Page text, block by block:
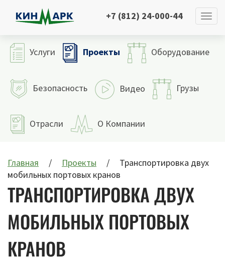
+7 (812) 24-000-44
Услуги Проекты Оборудование
Безопасность Видео Грузы
Отрасли О Компании
Главная Проекты
Транспортировка двух
мобильных портовых кранов
ТРАНСПОРТИРОВКА ДВУХ
МОБИЛЬНЫХ ПОРТОВЫХ
КРАНОВ